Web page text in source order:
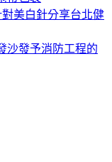
美白針分享台北健
沙發予消防工程的